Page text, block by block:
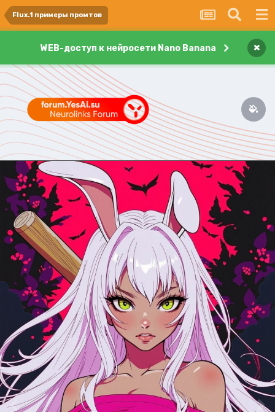
Flux.1 примеры промтов
WEB-доступ к нейросети Nano Banana ×